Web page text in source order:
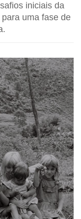
iniciais da
uma fase de